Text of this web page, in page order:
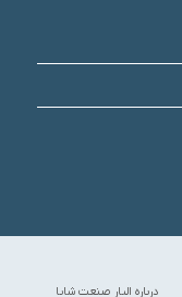
درباره الیار صنعت شایا